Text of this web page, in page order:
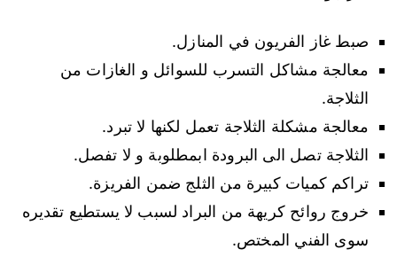
صبط غاز الفريون في المنازل.
معالجة مشاكل التسرب للسوائل و الغازات من
الثلاجة.
معالجة مشكلة الثلاجة تعمل لكنها لا تبرد.
الثلاجة تصل الى البرودة ابمطلوبة و لا تفصل.
تراكم كميات كبيرة من الثلج ضمن الفريزة.
خروج روائح كريهة من البراد لسبب لا يستطيع تقديره
سوى الفني المختص.